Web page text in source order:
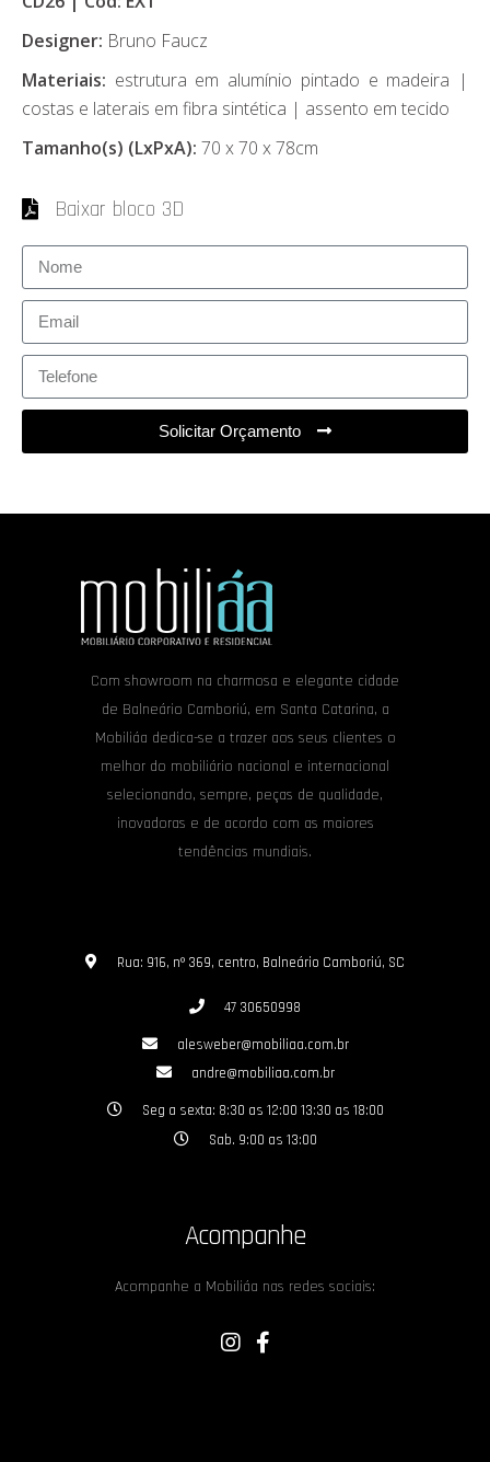
Designer: Bruno Faucz
Materiais: estrutura em alumínio pintado e madeira |
costas e laterais em fibra sintética | assento em tecido
Tamanho(s) (LxPxA): 70 x 70 x 78cm
Baixar bloco 3D
Solicitar Orçamento
Com showroom na charmosa e elegante cidade
de Balneário Camboriú, em Santa Catarina, a
Mobiliáa dedica-se a trazer aos seus clientes o
melhor do mobiliário nacional e internacional
selecionando, sempre, peças de qualidade,
inovadoras e de acordo com as maiores
tendências mundiais.
Rua: 916, nº 369, centro, Balneário Camboriú, SC
47 30650998
alesweber@mobiliaa.com.br
andre@mobiliaa.com.br
Seg a sexta: 8:30 as 12:00 13:30 as 18:00
Sab. 9:00 as 13:00
Acompanhe
Acompanhe a Mobiliáa nas redes sociais: